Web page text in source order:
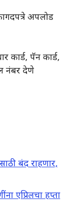
अपलोड
कार्ड, पॅन कार्ड,
नंबर देणे
बंद राहणार,
एप्रिलचा हप्ता